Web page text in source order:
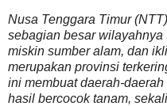
Nusa Tenggara Timur
sebagian besar wilayahnya
miskin sumber alam, dan
merupakan provinsi
ini membuat daerah-
hasil bercocok tanam,